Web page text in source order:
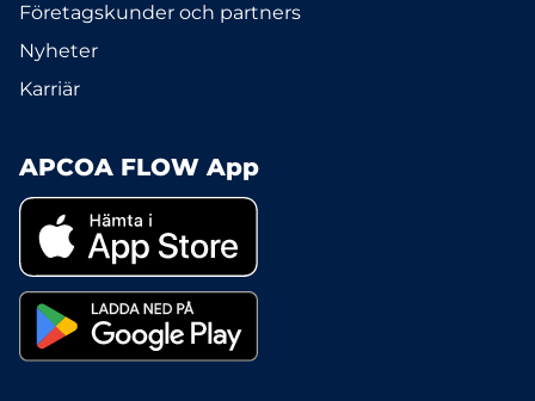
Företagskunder och partners
Nyheter
Karriär
APCOA FLOW App